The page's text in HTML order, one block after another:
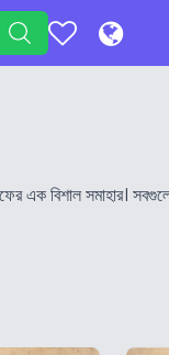
এক বিশাল সমাহার।